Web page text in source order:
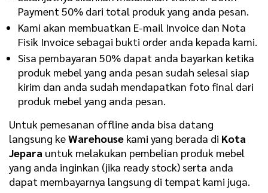
Payment 50% dari total produk yang anda pesan.
Kami akan membuatkan E-mail Invoice dan Nota
Fisik Invoice sebagai bukti order anda kepada kami.
Sisa pembayaran 50% dapat anda bayarkan ketika
produk mebel yang anda pesan sudah selesai siap
kirim dan anda sudah mendapatkan foto final dari
produk mebel yang anda pesan.
Untuk pemesanan offline anda bisa datang
langsung keWarehouse kami yang berada di Kota
Jepara untuk melakukan pembelian produk mebel
yang anda inginkan (jika ready stock) serta anda
dapat membayarnya langsung di tempat kami juga.